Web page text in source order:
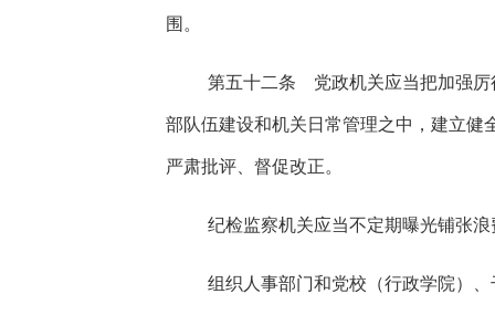
围。
第五十二条 党政机关应当把加强厉
部队伍建设和机关日常管理之中，建立健
严肃批评、督促改正。
纪检监察机关应当不定期曝光铺张
组织人事部门和党校（行政学院）